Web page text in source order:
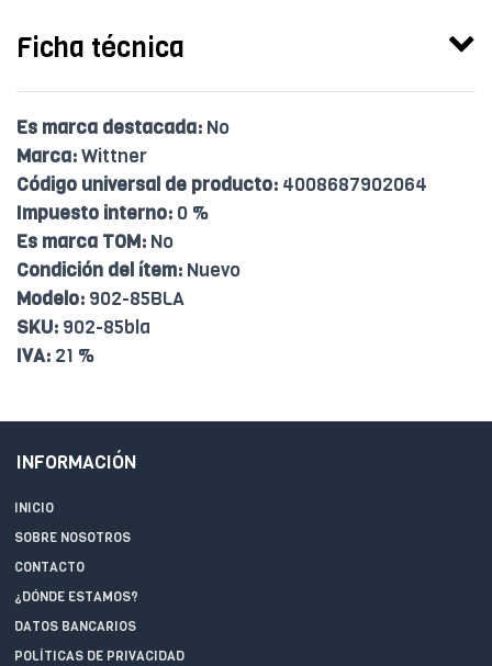
Ficha técnica
Es marca destacada: No
Marca:Wittner
Código universal de producto: 4008687902064
Impuesto interno: 0 %
Es marca TOM: No
Condición del ítem: Nuevo
Modelo: 902-85BLA
SKU: 902-85bla
IVA: 21 %
INFORMACIÓN
INICIO
SOBRE NOSOTROS
CONTACTO
¿DÓNDE ESTAMOS?
DATOS BANCARIOS
POLÍTICAS DE PRIVACIDAD